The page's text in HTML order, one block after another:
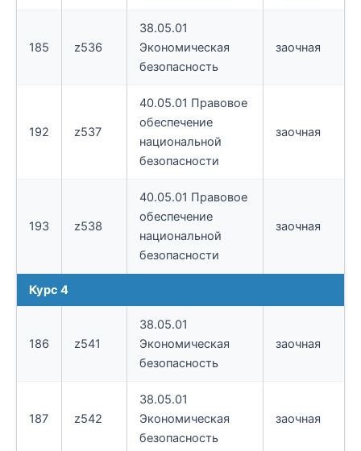
185 z536
38.05.01
Экономическая
безопасность
заочная
192 z537
40.05.01 Правовое
обеспечение
национальной
безопасности
заочная
193 z538
40.05.01 Правовое
обеспечение
национальной
безопасности
заочная
Курс 4
186 z541
38.05.01
Экономическая
безопасность
заочная
187 z542
38.05.01
Экономическая
безопасность
заочная